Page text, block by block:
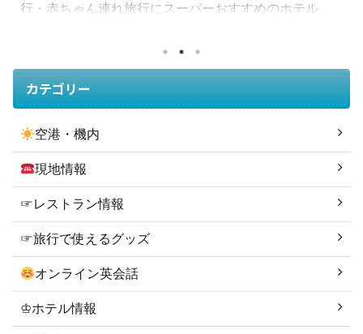
行・赤ちゃん連れ旅行にスーパーおすすめのホテル、
動するくらい「子連れのため」のホテルです★ 赤ちゃ
ん連れから小中学校のお子さんまで、 どの年齢のお子
さん連れでも楽しめる★ 「洗い場付きのお風呂」「子
供の遊び場」「絵本ルーム」まで 子連れが求める「す
べて」がそろっています！ 梅小路ポテル京都
（Umekoji Potel KYOTO ...
カテゴリー
空港・機内
現地情報
☞レストラン情報
☞旅行で使えるグッズ
オンライン英会話
♔ホテル情報